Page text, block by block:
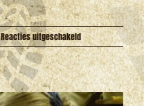
Reacties uitgeschakeldvoor
Disco-
avond
11-
11-
2017